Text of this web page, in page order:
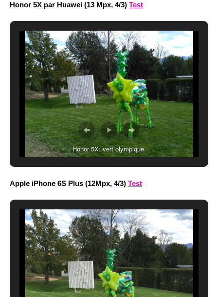
Honor 5X par Huawei (13 Mpx, 4/3) Test
Honor 5X: vert olympique.
Apple iPhone 6S Plus (12Mpx, 4/3) Test